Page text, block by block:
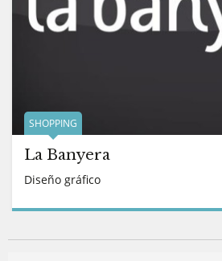
SHOPPING
La Banyera
Diseño gráfico